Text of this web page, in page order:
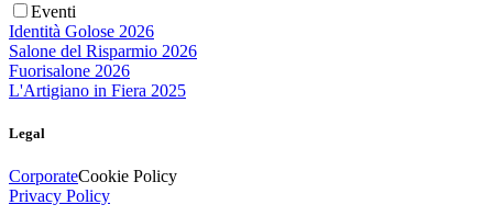
Eventi
Identità Golose 2026
Salone del Risparmio 2026
Fuorisalone 2026
L'Artigiano in Fiera 2025
Legal
CorporateCookie Policy
Privacy Policy